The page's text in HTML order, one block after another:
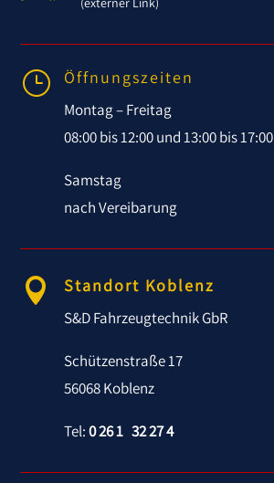
} Öffnungszeiten
Montag – Freitag
08:00 bis 12:00 und 13:00 bis 17:00
Samstag
nach Vereibarung
 Standort Koblenz
S&D Fahrzeugtechnik GbR
Schützenstraße 17
56068 Koblenz
Tel:0 26 1 32 27 4